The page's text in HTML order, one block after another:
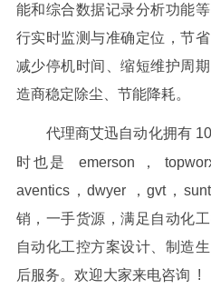
能和综合数据记录分析功能
行实时监测与准确定位，节
减少停机时间、缩短维护周
造商稳定除尘、节能降耗。
代理商艾迅自动化拥有
时也是 emerson ，
aventics，dwyer ，gvt，
销，一手货源，满足自动化
自动化工控方案设计、制造
后服务。欢迎大家来电咨询 !